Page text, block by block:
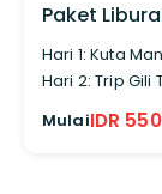
Paket
Hari 1: Kuta
Hari 2: Trip Gili
MulaiIDR